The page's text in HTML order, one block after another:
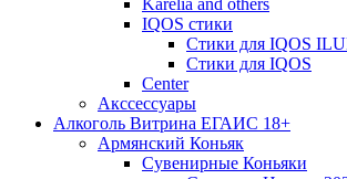
Karelia and others
IQOS стики
Стики для IQOS
Стики для IQOS
Сenter
Акссессуары
Алкоголь Витрина ЕГАИС 18+
Армянский Коньяк
Сувенирные Коньяки